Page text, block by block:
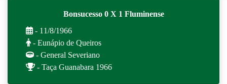
Bonsucesso 0 X 1 Fluminense
- 11/8/1966
- Eunápio de Queiros
- General Severiano
- Taça Guanabara 1966